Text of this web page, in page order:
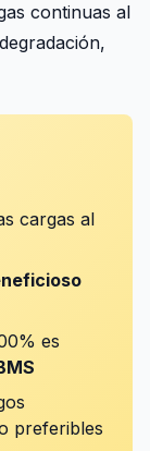
continuas al
cargas al
es
preferibles